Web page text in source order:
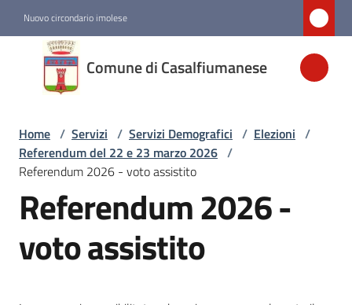
Nuovo circondario imolese
Comune di Casalfiumanese
Comune di
Casalfiumanese
Amministrazione
Menu selezionato
Home / Servizi / Servizi Demografici / Elezioni /
Referendum del 22 e 23 marzo 2026 /
Referendum 2026 - voto assistito
Referendum 2026 -
voto assistito